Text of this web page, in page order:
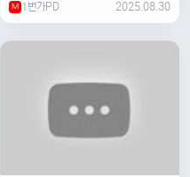
집 #수원 #한국여행 #베트남여
자 #혼자여행
M 1번가PD 2025.08.30